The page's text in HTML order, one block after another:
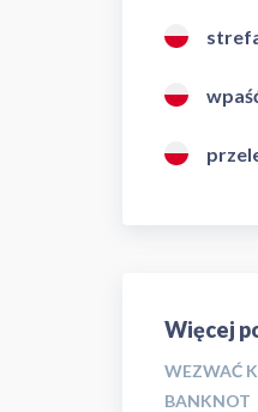
Więcej
WEZWAĆ
BANKNOT